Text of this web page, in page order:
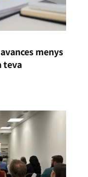
menys
teva